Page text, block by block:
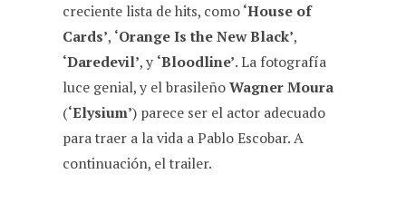
creciente lista de hits, como‘House of
Cards’, ‘Orange Is the New Black’,
‘Daredevil’, y ‘Bloodline’. La fotografía
luce genial, y el brasileñoWagner Moura
(‘Elysium’) parece ser el actor adecuado
para traer a la vida a Pablo Escobar. A
continuación, el trailer.